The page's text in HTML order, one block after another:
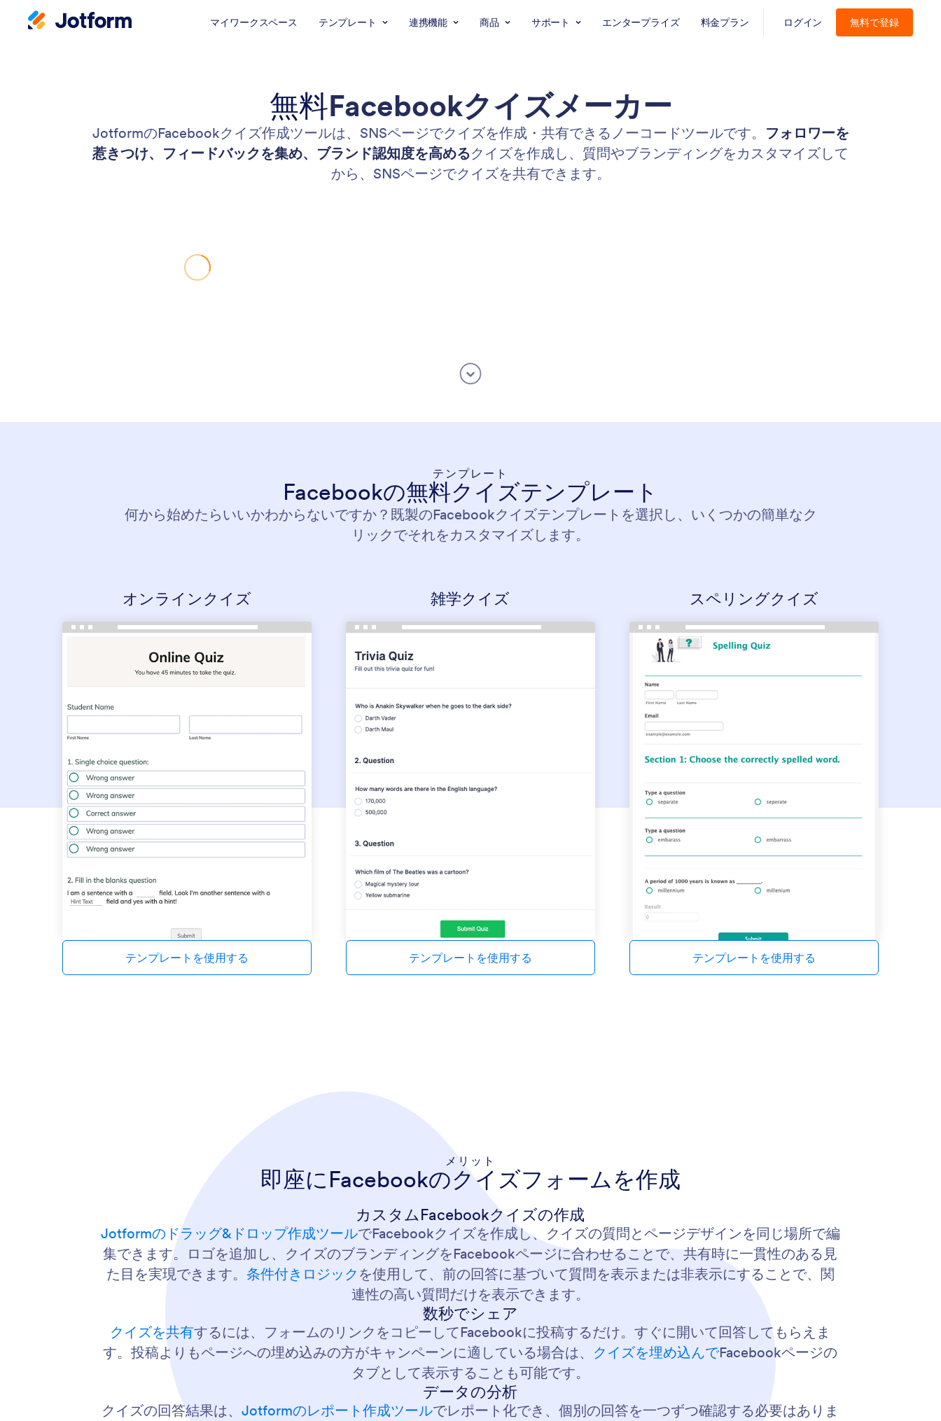
マイワークスペース テンプレート 連携機能 商品 サポート エンタープライズ 料金プラン ログイン 無料で登録
無料Facebookクイズメーカー
JotformのFacebookクイズ作成ツールは、SNSページでクイズを作成・共有できるノーコードツールです。 フォロワーを
惹きつけ、フィードバックを集め、ブランド認知度を高めるクイズを作成し、質問やブランディングをカスタマイズして
から、SNSページでクイズを共有できます。
テンプレート
Facebookの無料クイズテンプレート
何から始めたらいいかわからないですか？既製のFacebookクイズテンプレートを選択し、いくつかの簡単なク
リックでそれをカスタマイズします。
オンラインクイズ
テンプレートを使用する
雑学クイズ
テンプレートを使用する
スペリングクイズ
テンプレートを使用する
メリット
即座にFacebookのクイズフォームを作成
カスタムFacebookクイズの作成
Jotformのドラッグ&ドロップ作成ツールでFacebookクイズを作成し、クイズの質問とページデザインを同じ場所で編
集できます。ロゴを追加し、クイズのブランディングをFacebookページに合わせることで、共有時に一貫性のある見
た目を実現できます。 条件付きロジックを使用して、前の回答に基づいて質問を表示または非表示にすることで、関
連性の高い質問だけを表示できます。
数秒でシェア
クイズを共有するには、フォームのリンクをコピーしてFacebookに投稿するだけ。すぐに開いて回答してもらえま
す。投稿よりもページへの埋め込みの方がキャンペーンに適している場合は、 クイズを埋め込んでFacebookページの
タブとして表示することも可能です。
データの分析
クイズの回答結果は、Jotformのレポート作成ツールでレポート化でき、個別の回答を一つずつ確認する必要はありま